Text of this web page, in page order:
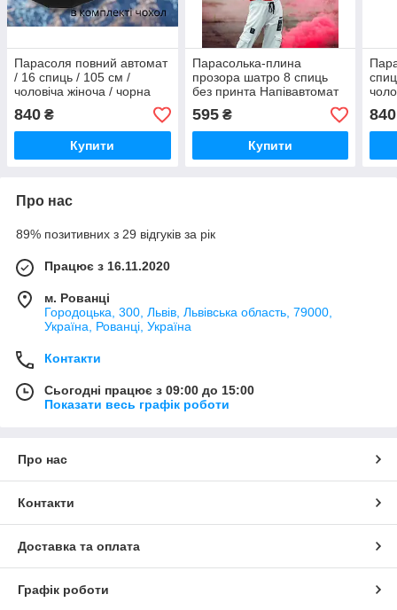
Парасоля повний автомат
/ 16 спиць / 105 см /
чоловіча жіноча / чорна
складна парасолька /
водонепроникний купол
840 ₴
Купити
Парасолька-плина
прозора шатро 8 спиць
без принта Напівавтомат
Жіноча купольна
парасолька
595₴
Купити
105
840
Про нас
89% позитивних з 29 відгуків за рік
Працює з 16.11.2020
м. Рованці
Городоцька, 300, Львів, Львівська область, 79000,
Україна, Рованці, Україна
Контакти
Сьогодні працює з 09:00 до 15:00
Показати весь графік роботи
Про нас
Контакти
Доставка та оплата
Графік роботи